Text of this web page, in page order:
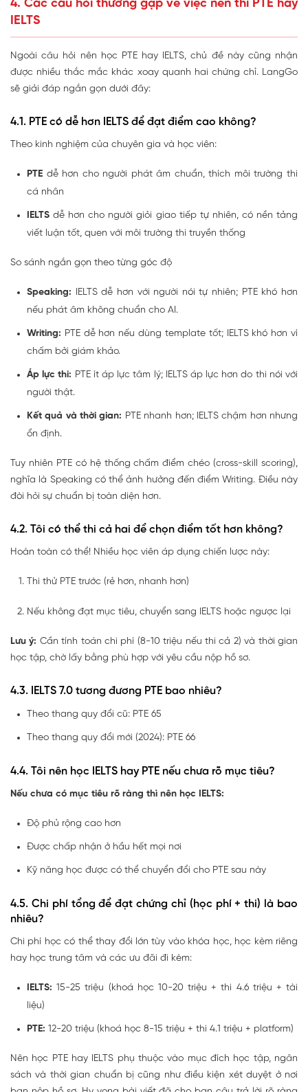
4. Các câu hỏi thường gặp về việc nên thi PTE hay
IELTS
Ngoài câu hỏi nên học PTE hay IELTS, chủ đề này cũng nhận
được nhiều thắc mắc khác xoay quanh hai chứng chỉ. LangGo
sẽ giải đáp ngắn gọn dưới đây:
4.1. PTE có dễ hơn IELTS để đạt điểm cao không?
Theo kinh nghiệm của chuyên gia và học viên:
PTE dễ hơn cho người phát âm chuẩn, thích môi trường thi
cá nhân
IELTS dễ hơn cho người giỏi giao tiếp tự nhiên, có nền tảng
viết luận tốt, quen với môi trường thi truyền thống
So sánh ngắn gọn theo từng góc độ
Speaking: IELTS dễ hơn với người nói tự nhiên; PTE khó hơn
nếu phát âm không chuẩn cho AI.
Writing: PTE dễ hơn nếu dùng template tốt; IELTS khó hơn vì
chấm bởi giám khảo.
Áp lực thi: PTE ít áp lực tâm lý; IELTS áp lực hơn do thi nói với
người thật.
Kết quả và thời gian: PTE nhanh hơn; IELTS chậm hơn nhưng
ổn định.
Tuy nhiên PTE có hệ thống chấm điểm chéo (cross-skill scoring),
nghĩa là Speaking có thể ảnh hưởng đến điểm Writing. Điều này
đòi hỏi sự chuẩn bị toàn diện hơn.
4.2. Tôi có thể thi cả hai để chọn điểm tốt hơn không?
Hoàn toàn có thể! Nhiều học viên áp dụng chiến lược này:
Thi thử PTE trước (rẻ hơn, nhanh hơn)
Nếu không đạt mục tiêu, chuyển sang IELTS hoặc ngược lại
Lưu ý: Cần tính toán chi phí (8-10 triệu nếu thi cả 2) và thời gian
học tập, chờ lấy bằng phù hợp với yêu cầu nộp hồ sơ.
4.3. IELTS 7.0 tương đương PTE bao nhiêu?
Theo thang quy đổi cũ: PTE 65
Theo thang quy đổi mới (2024): PTE 66
4.4. Tôi nên học IELTS hay PTE nếu chưa rõ mục tiêu?
Nếu chưa có mục tiêu rõ ràng thì nên học IELTS:
Độ phủ rộng cao hơn
Được chấp nhận ở hầu hết mọi nơi
Kỹ năng học được có thể chuyển đổi cho PTE sau này
4.5. Chi phí tổng để đạt chứng chỉ (học phí + thi) là bao
nhiêu?
Chi phí học có thể thay đổi lớn tùy vào khóa học, học kèm riêng
hay học trung tâm và các ưu đãi đi kèm:
IELTS: 15-25 triệu (khoá học 10-20 triệu + thi 4.6 triệu + tài
liệu)
PTE: 12-20 triệu (khoá học 8-15 triệu + thi 4.1 triệu + platform)
Nên học PTE hay IELTS phụ thuộc vào mục đích học tập, ngân
sách và thời gian chuẩn bị cũng như điều kiện xét duyệt ở nơi